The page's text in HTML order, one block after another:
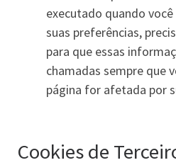
executado quando
suas preferências,
para que essas
chamadas sempre que
página for afetada por
Cookies de